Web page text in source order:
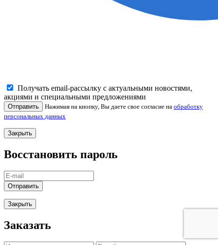
Получать email-рассылку с актуальными новостями,
акциями и специальными предложениями
Отправить Нажимая на кнопку, Вы даете свое согласие на обработку
персональных данных
Закрыть
Восстановить пароль
Отправить
Закрыть
Заказать